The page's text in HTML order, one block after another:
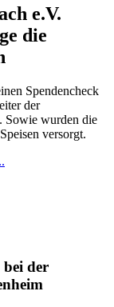
e.V.
die
Spendencheck
der
Sowie wurden die
versorgt.
der